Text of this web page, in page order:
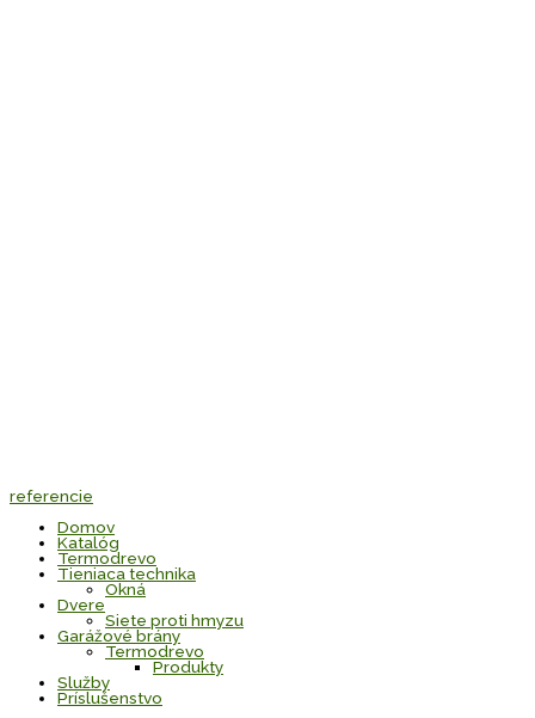
referencie
Domov
Katalóg
Termodrevo
Tieniaca technika
Okná
Dvere
Siete proti hmyzu
Garážové brány
Termodrevo
Produkty
Služby
Príslušenstvo